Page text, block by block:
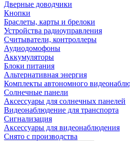
Дверные доводчики
Кнопки
Браслеты, карты и брелоки
Устройства радиоуправления
Считыватели, контроллеры
Аудиодомофоны
Аккумуляторы
Блоки питания
Альтернативная энергия
Комплекты автономного
Солнечные панели
Аксессуары для солнечных панелей
Видеонаблюдение для транспорта
Сигнализация
Аксессуары для видеонаблюдения
Снято с производства